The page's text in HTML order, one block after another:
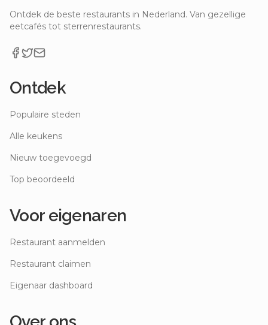
Ontdek de beste restaurants in Nederland. Van gezellige
eetcafés tot sterrenrestaurants.
Ontdek
Populaire steden
Alle keukens
Nieuw toegevoegd
Top beoordeeld
Voor eigenaren
Restaurant aanmelden
Restaurant claimen
Eigenaar dashboard